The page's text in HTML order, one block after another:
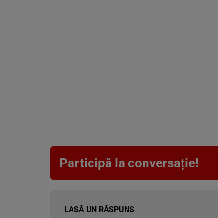
Participă la conversație!
LASĂ UN RĂSPUNS